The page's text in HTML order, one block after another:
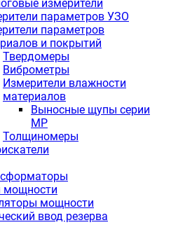
измерители
параметров УЗО
параметров
и покрытий
Твердомеры
Виброметры
Измерители влажности
материалов
Выносные щупы серии
МР
Толщиномеры
мощности
мощности
ввод резерва